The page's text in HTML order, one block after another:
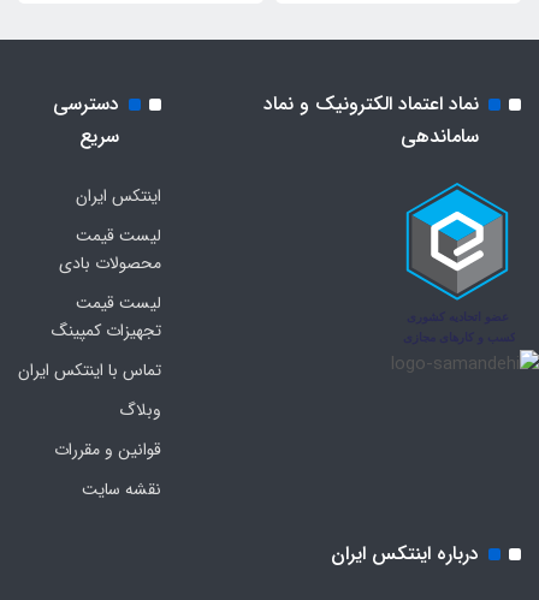
نماد اعتماد الکترونیک و نماد
ساماندهی
دسترسی
سریع
اینتکس ایران
لیست قیمت
محصولات بادی
لیست قیمت
تجهیزات کمپینگ
تماس با اینتکس ایران
وبلاگ
قوانین و مقررات
نقشه سایت
درباره اینتکس ایران